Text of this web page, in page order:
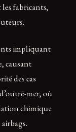
les fabricants,
impliquant
causant
des cas
mer, où
chimique